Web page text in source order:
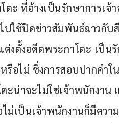
ะ ที่อ้างเป็นรักษาการเจ้า
ใช้ปิดข่าวสัมพันธ์ฉาวกับ
งตั้งอดีตพระกาโตะ เป็น
รือไม่ ซึ่งการสอบปากคำใ
น่าจะไม่ใช่เจ้าพนักงาน
ม่เป็นเจ้าพนักงานก็มีควา